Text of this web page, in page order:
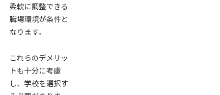
柔軟に調整できる
職場環境が条件と
なります。
これらのデメリッ
トも十分に考慮
し、学校を選択す